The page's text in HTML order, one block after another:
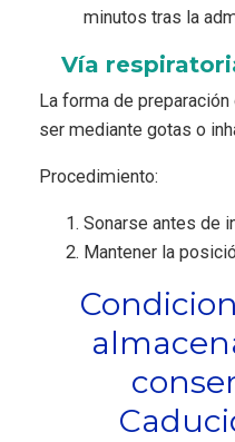
minutos tras la
Vía
La forma de
ser mediante gotas o
Procedimiento:
Sonarse antes de
Mantener la